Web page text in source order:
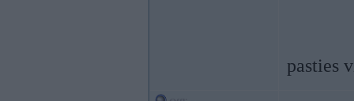
pasties